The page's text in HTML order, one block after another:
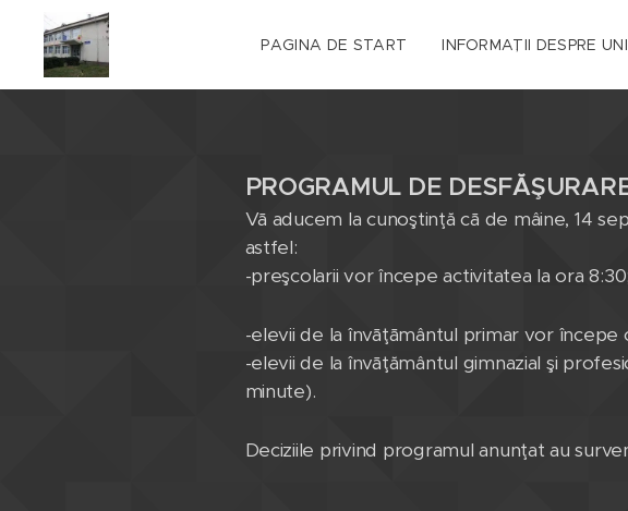
PAGINA DE START INFORMAȚII DESPRE
PROGRAMUL DE
Vā aducem la cunoştinţă cā de mâine, 14
astfel:
-preşcolarii vor începe activitatea la ora 8:30;
-elevii de la învāţāmântul primar vor
-elevii de la învāţământul gimnazial şi
minute).
Deciziile privind programul anunţat au